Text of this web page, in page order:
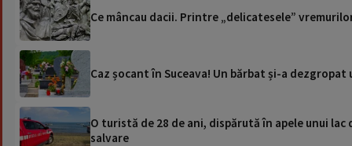
Ce mâncau dacii. Printre „delicatesele”
Caz șocant în Suceava! Un bărbat și-a
O turistă de 28 de ani, dispărută în apele unui
salvare